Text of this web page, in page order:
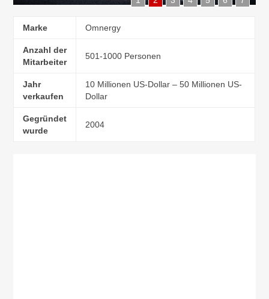
Marke Omnergy
Anzahl der
Mitarbeiter
501-1000 Personen
Jahr
verkaufen
10 Millionen US-Dollar – 50 Millionen US-
Dollar
Gegründet
wurde
2004